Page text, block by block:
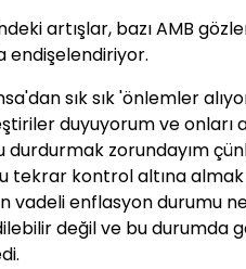
artışlar, bazı AMB
endişelendiriyor.
sık sık 'önlemler
duyuyorum ve onları
durdurmak zorundayım
tekrar kontrol altına
vadeli enflasyon durumu
değil ve bu durumda